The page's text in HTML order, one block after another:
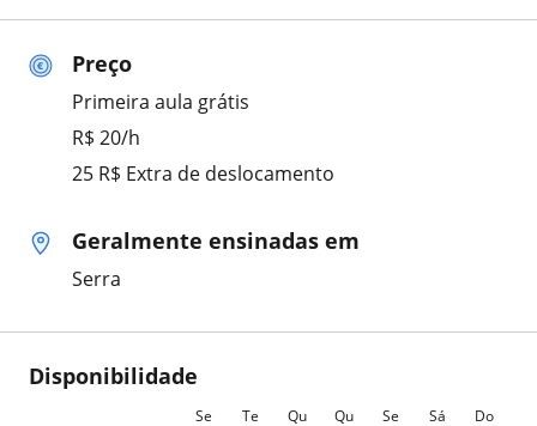
Preço
Primeira aula grátis
R$ 20/h
25 R$ Extra de deslocamento
Geralmente ensinadas em
Serra
Disponibilidade
Se Te Qu Qu Se Sá
Do